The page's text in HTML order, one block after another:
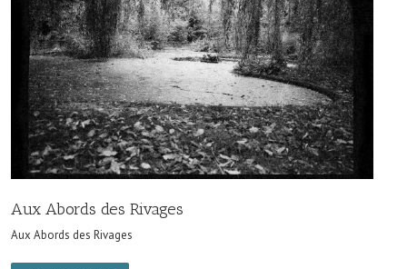
Aux Abords des Rivages
Aux Abords des Rivages